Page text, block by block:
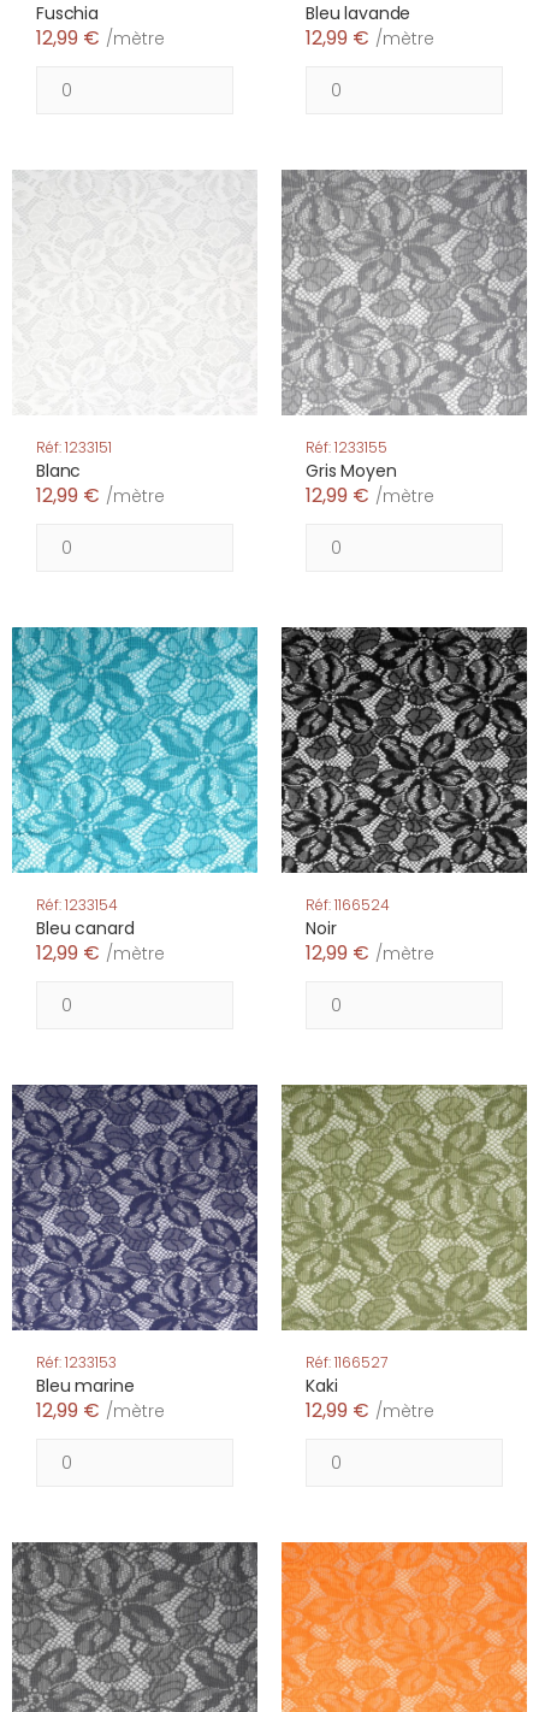
Fuschia
12,99 € /mètre
Bleu lavande
12,99 € /mètre
Réf: 1233151
Blanc
12,99 € /mètre
Réf: 1233155
Gris Moyen
12,99 € /mètre
Réf: 1233154
Bleu canard
12,99 € /mètre
Réf: 1166524
Noir
12,99 € /mètre
Réf: 1233153
Bleu marine
12,99 € /mètre
Réf: 1166527
Kaki
12,99 € /mètre